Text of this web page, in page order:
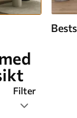
Filter